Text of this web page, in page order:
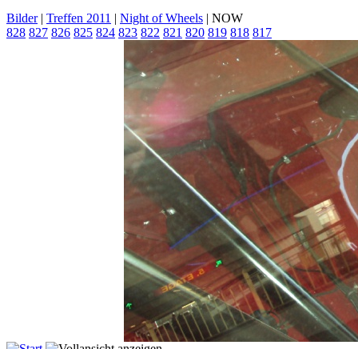
Bilder| Treffen 2011 | Night of Wheels | NOW
828 827 826 825 824 823 822 821 820 819 818 817